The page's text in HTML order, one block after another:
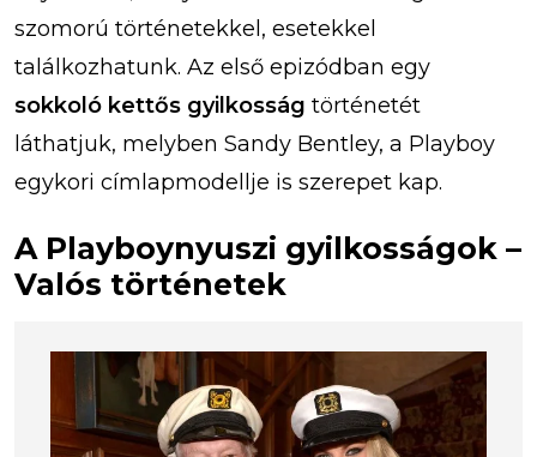
szomorú történetekkel, esetekkel
találkozhatunk. Az első epizódban egy
sokkoló kettős gyilkosság történetét
láthatjuk, melyben Sandy Bentley, a Playboy
egykori címlapmodellje is szerepet kap.
A Playboynyuszi gyilkosságok –
Valós történetek